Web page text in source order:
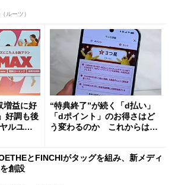
ルーツ）
増益に好
好調も後
ルユー
“特典終了”が続く「d払い」
「dポイント」のお得さはど
う変わるのか これからは
とFINCHIがタッグを組み、新メディ
創設